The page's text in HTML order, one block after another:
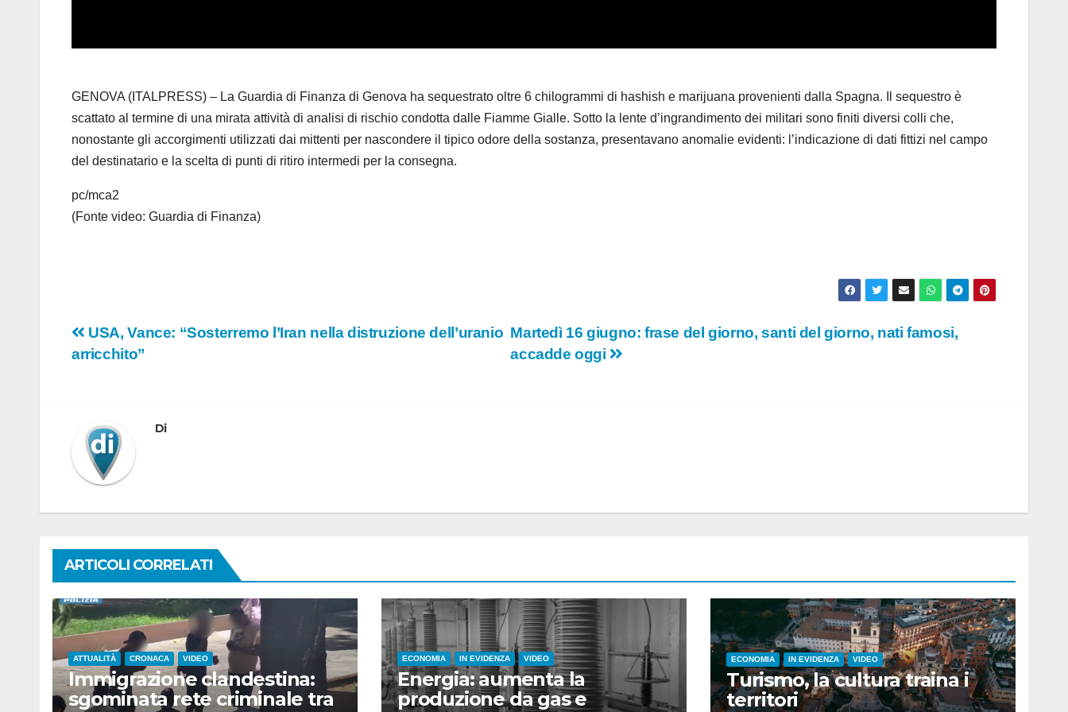
e
o
GENOVA (ITALPRESS) – La Guardia di Finanza di Genova ha sequestrato oltre 6 chilogrammi di hashish e marijuana provenienti dalla Spagna. Il sequestro è
scattato al termine di una mirata attività di analisi di rischio condotta dalle Fiamme Gialle. Sotto la lente d’ingrandimento dei militari sono finiti diversi colli che,
nonostante gli accorgimenti utilizzati dai mittenti per nascondere il tipico odore della sostanza, presentavano anomalie evidenti: l’indicazione di dati fittizi nel campo
del destinatario e la scelta di punti di ritiro intermedi per la consegna.
pc/mca2
(Fonte video: Guardia di Finanza)
Navigazione
Martedì 16 giugno: frase del giorno, santi del giorno, nati famosi,
accadde oggi
USA, Vance: “Sosterremo l’Iran nella distruzione dell’uranio
arricchito”
Di
ARTICOLI CORRELATI
ATTUALITÀ CRONACA VIDEO
Immigrazione clandestina:
sgominata rete criminale tra
ECONOMIA IN EVIDENZA VIDEO
Energia: aumenta la
produzione da gas e
ECONOMIA IN EVIDENZA VIDEO
Turismo, la cultura traina i
territori